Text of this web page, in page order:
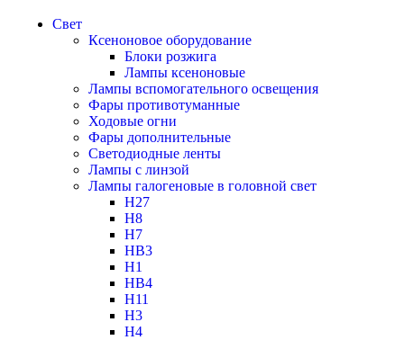
Свет
Ксеноновое оборудование
Блоки розжига
Лампы ксеноновые
Лампы вспомогательного освещения
Фары противотуманные
Ходовые огни
Фары дополнительные
Светодиодные ленты
Лампы с линзой
Лампы галогеновые в головной свет
H27
H8
H7
HB3
H1
HB4
H11
H3
H4